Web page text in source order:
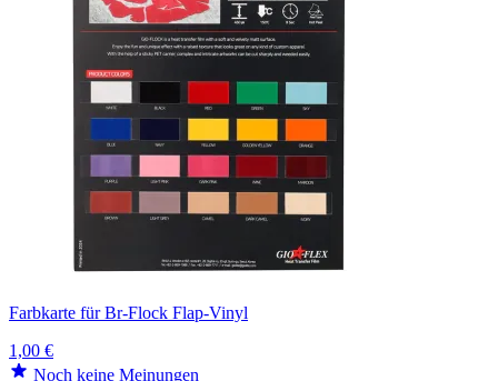
Farbkarte für Br-Flock Flap-Vinyl
1,00 €
Noch keine Meinungen